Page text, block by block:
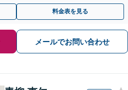
料金表を見る
メールでお問い合わせ